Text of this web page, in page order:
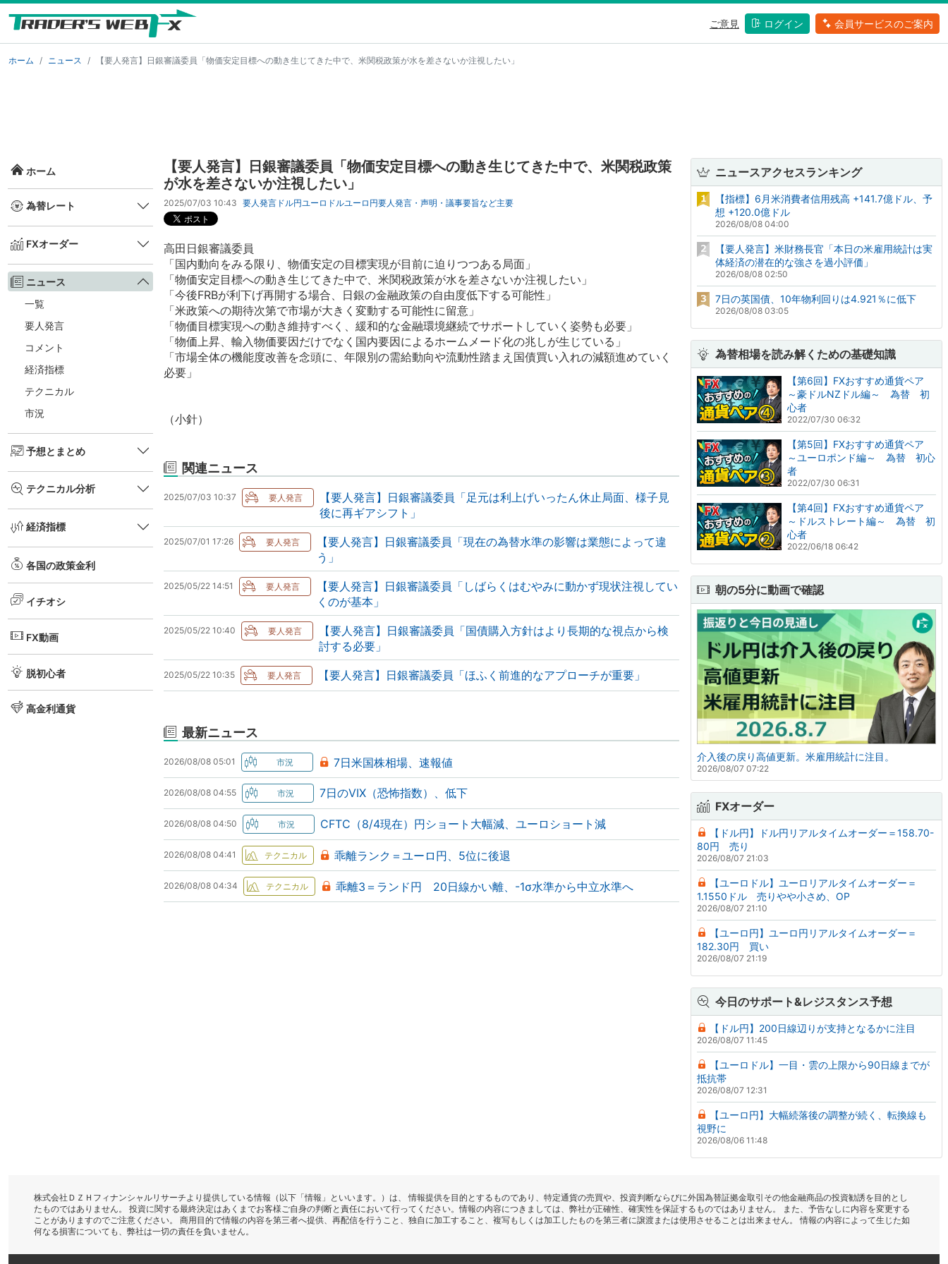
ご意見 ログイン 会員サービスのご案内
ホーム ニュース 【要人発言】日銀審議委員「物価安定目標への動き生じてきた中で、米関税政策が水を差さないか注視したい」
ホーム
為替レート
FXオーダー
ニュース
一覧
要人発言
コメント
経済指標
テクニカル
市況
予想とまとめ
テクニカル分析
経済指標
各国の政策金利
イチオシ
FX動画
脱初心者
高金利通貨
【要人発言】日銀審議委員「物価安定目標への動き生じてきた中で、米関税政策
が水を差さないか注視したい」
2025/07/03 10:43 要人発言 ドル円ユーロドルユーロ円要人発言・声明・議事要旨など主要
高田日銀審議委員
「国内動向をみる限り、物価安定の目標実現が目前に迫りつつある局面」
「物価安定目標への動き生じてきた中で、米関税政策が水を差さないか注視したい」
「今後FRBが利下げ再開する場合、日銀の金融政策の自由度低下する可能性」
「米政策への期待次第で市場が大きく変動する可能性に留意」
「物価目標実現への動き維持すべく、緩和的な金融環境継続でサポートしていく姿勢も必要」
「物価上昇、輸入物価要因だけでなく国内要因によるホームメード化の兆しが生じている」
「市場全体の機能度改善を念頭に、年限別の需給動向や流動性踏まえ国債買い入れの減額進めていく
必要」
（小針）
関連ニュース
2025/07/03 10:37
【要人発言】日銀審議委員「足元は利上げいったん休止局面、様子見
後に再ギアシフト」
2025/07/01 17:26
【要人発言】日銀審議委員「現在の為替水準の影響は業態によって違
う」
2025/05/22 14:51
【要人発言】日銀審議委員「しばらくはむやみに動かず現状注視してい
くのが基本」
2025/05/22 10:40
【要人発言】日銀審議委員「国債購入方針はより長期的な視点から検
討する必要」
2025/05/22 10:35 【要人発言】日銀審議委員「ほふく前進的なアプローチが重要」
最新ニュース
2026/08/08 05:01 7日米国株相場、速報値
2026/08/08 04:55 7日のVIX（恐怖指数）、低下
2026/08/08 04:50 CFTC（8/4現在）円ショート大幅減、ユーロショート減
2026/08/08 04:41 乖離ランク＝ユーロ円、5位に後退
2026/08/08 04:34 乖離3＝ランド円 20日線かい離、-1σ水準から中立水準へ
ニュースアクセスランキング
【指標】6月米消費者信用残高 +141.7億ドル、予
想 +120.0億ドル
2026/08/08 04:00
【要人発言】米財務長官「本日の米雇用統計は実
体経済の潜在的な強さを過小評価」
2026/08/08 02:50
7日の英国債、10年物利回りは4.921％に低下
2026/08/08 03:05
為替相場を読み解くための基礎知識
【第6回】FXおすすめ通貨ペア
～豪ドルNZドル編～ 為替 初
心者
2022/07/30 06:32
【第5回】FXおすすめ通貨ペア
～ユーロポンド編～ 為替 初心
者
2022/07/30 06:31
【第4回】FXおすすめ通貨ペア
～ドルストレート編～ 為替 初
心者
2022/06/18 06:42
朝の5分に動画で確認
介入後の戻り高値更新。米雇用統計に注目。
2026/08/07 07:22
FXオーダー
【ドル円】ドル円リアルタイムオーダー＝158.70-
80円 売り
2026/08/07 21:03
【ユーロドル】ユーロリアルタイムオーダー＝
1.1550ドル 売りやや小さめ、OP
2026/08/07 21:10
【ユーロ円】ユーロ円リアルタイムオーダー＝
182.30円 買い
2026/08/07 21:19
今日のサポート&レジスタンス予想
【ドル円】200日線辺りが支持となるかに注目
2026/08/07 11:45
【ユーロドル】一目・雲の上限から90日線までが
抵抗帯
2026/08/07 12:31
【ユーロ円】大幅続落後の調整が続く、転換線も
視野に
2026/08/06 11:48
株式会社ＤＺＨフィナンシャルリサーチより提供している情報（以下「情報」といいます。）は、 情報提供を目的とするものであり、特定通貨の売買や、投資判断ならびに外国為替証拠金取引その他金融商品の投資勧誘を目的とし
たものではありません。 投資に関する最終決定はあくまでお客様ご自身の判断と責任において行ってください。情報の内容につきましては、弊社が正確性、確実性を保証するものではありません。 また、予告なしに内容を変更する
ことがありますのでご注意ください。 商用目的で情報の内容を第三者へ提供、再配信を行うこと、独自に加工すること、複写もしくは加工したものを第三者に譲渡または使用させることは出来ません。 情報の内容によって生じた如
何なる損害についても、弊社は一切の責任を負いません。